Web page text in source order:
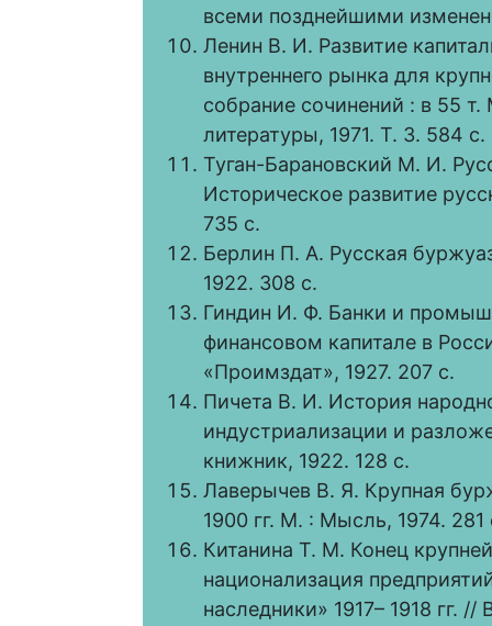
всеми позднейшими
Ленин В. И. Развитие
внутреннего рынка для
собрание сочинений : в 55
литературы, 1971. Т. 3. 584 с.
Туган-Барановский М. И.
Историческое развитие
735 с.
Берлин П. А. Русская
1922. 308 с.
Гиндин И. Ф. Банки и
финансовом капитале в
«Проимздат», 1927. 207 с.
Пичета В. И. История
индустриализации и
книжник, 1922. 128 с.
Лаверычев В. Я. Крупная
1900 гг. М. : Мысль, 1974. 281
Китанина Т. М. Конец
национализация
наследники» 1917– 1918 гг.